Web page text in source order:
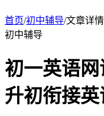
首页/初中辅导/文章详情
初中辅导
初一英语
升初衔接